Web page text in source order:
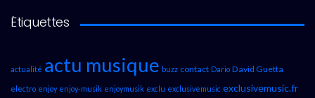
Étiquettes
actualité actu musique buzz contact Dario David Guetta
electro enjoy enjoy-musik enjoymusik exclu exclusivemusic exclusivemusic.fr